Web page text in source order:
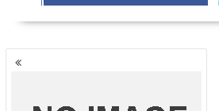
NAWIGACJA
PO